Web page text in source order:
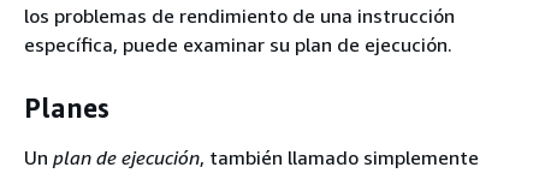
los problemas de rendimiento de una instrucción
específica, puede examinar su plan de ejecución.
Planes
Un plan de ejecución, también llamado simplemente